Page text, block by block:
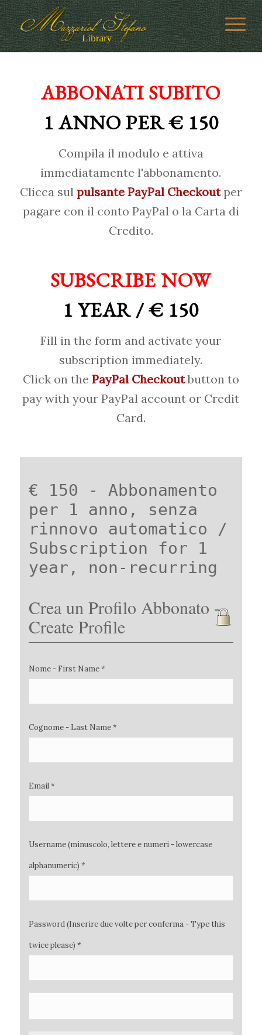
ABBONATI SUBITO
1 ANNO PER € 150
Compila il modulo e attiva
immediatamente l'abbonamento.
Clicca sul pulsante PayPal Checkoutper
pagare con il conto PayPal o la Carta di
Credito.
SUBSCRIBE NOW
1 YEAR / € 150
Fill in the form and activate your
subscription immediately.
Click on the PayPal Checkoutbutton to
pay with your PayPal account or Credit
Card.
€ 150 - Abbonamento
per 1 anno, senza
rinnovo automatico /
Subscription for 1
year, non-recurring
Crea un Profilo Abbonato -
Create Profile
Nome - First Name *
Cognome - Last Name *
Email *
Username (minuscolo, lettere e numeri - lowercase
alphanumeric) *
Password (Inserire due volte per conferma - Type this
twice please) *